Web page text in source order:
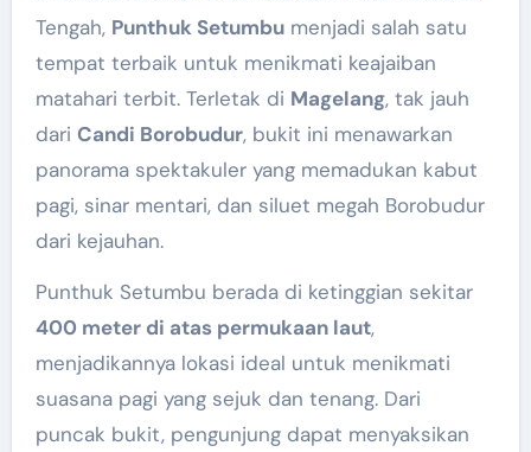
Tengah, Punthuk Setumbumenjadi salah satu
tempat terbaik untuk menikmati keajaiban
matahari terbit. Terletak di Magelang, tak jauh
dari Candi Borobudur, bukit ini menawarkan
panorama spektakuler yang memadukan kabut
pagi, sinar mentari, dan siluet megah Borobudur
dari kejauhan.
Punthuk Setumbu berada di ketinggian sekitar
400 meter di atas permukaan laut,
menjadikannya lokasi ideal untuk menikmati
suasana pagi yang sejuk dan tenang. Dari
puncak bukit, pengunjung dapat menyaksikan